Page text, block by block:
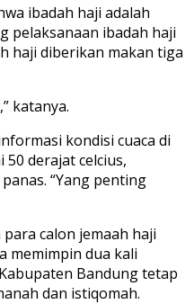
ibadah haji adalah
pelaksanaan ibadah haji
haji diberikan makan tiga
katanya.
kondisi cuaca di
derajat celcius,
“Yang penting
calon jemaah haji
memimpin dua kali
Bandung tetap
dan istiqomah.